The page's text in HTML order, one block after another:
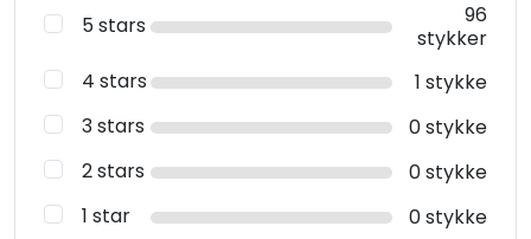
5 stars
96
stykker
4 stars
1 stykke
3 stars
0 stykke
2 stars
0 stykke
1 star
0 stykke